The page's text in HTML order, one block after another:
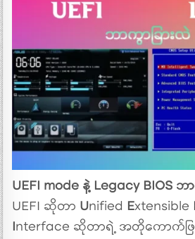
UEFI mode နဲ့ Legacy BIOS ဘ
UEFI ဆိုတာ Unified Extensible
Interface ဆိုတာရဲ့ အတိုကောက်ဖြ